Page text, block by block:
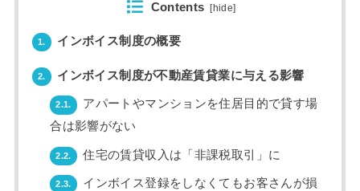
Contents [hide]
1. インボイス制度の概要
2. インボイス制度が不動産賃貸業に与える影響
2.1.
アパートやマンションを住居目的で貸す場
合は影響がない
2.2. 住宅の賃貸収入は「非課税取引」に
2.3.
インボイス登録をしなくてもお客さんが損